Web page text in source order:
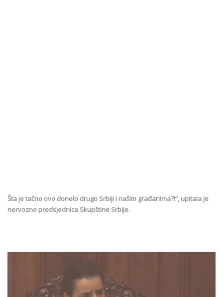
Šta je tačno ovo donelo drugo Srbiji i našim građanima?!“, upitala je
nervozno predsjednica Skupštine Srbije.